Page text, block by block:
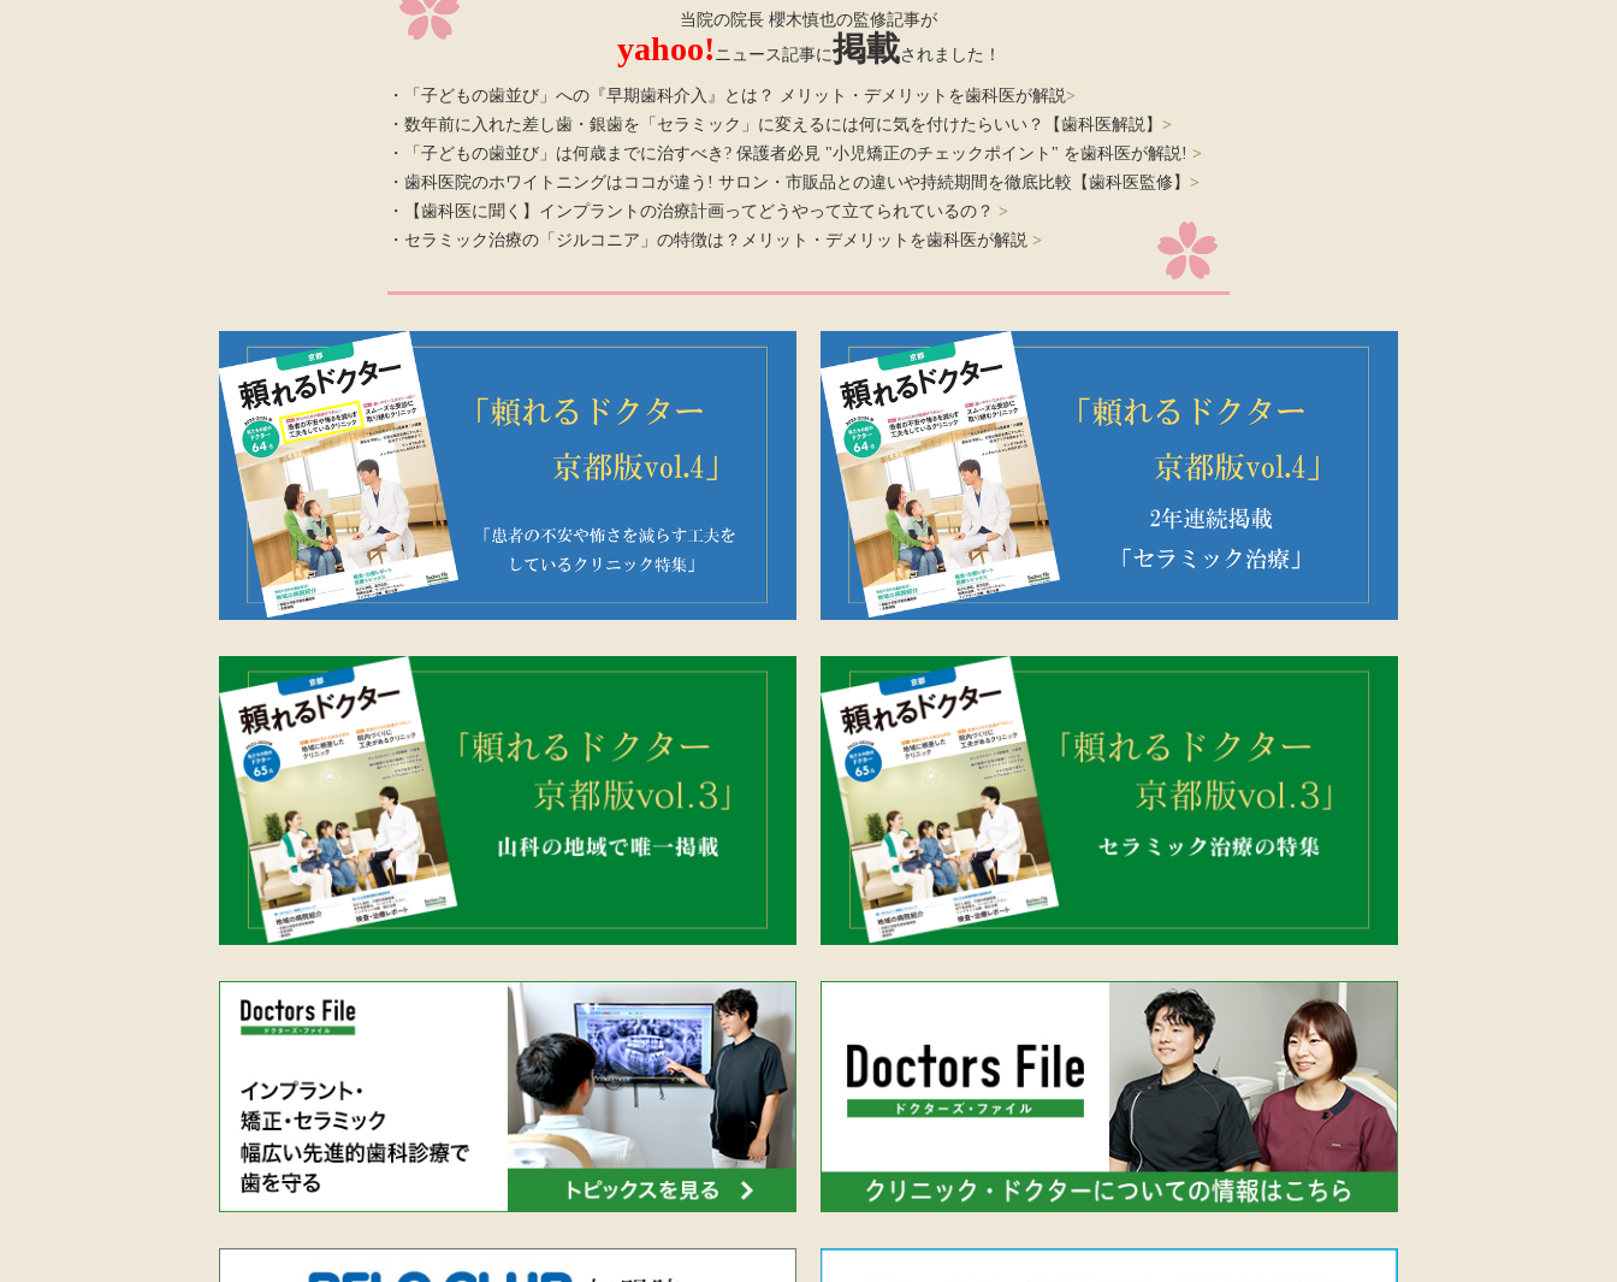
当院の院長 櫻木慎也の監修記事が
yahoo! ニュース記事に掲載されました！
・「子どもの歯並び」への『早期歯科介入』とは？ メリット・デメリットを歯科医が解説>
・数年前に入れた差し歯・銀歯を「セラミック」に変えるには何に気を付けたらいい？【歯科医解説】 >
・「子どもの歯並び」は何歳までに治すべき? 保護者必見 "小児矯正のチェックポイント" を歯科医が解説! >
・歯科医院のホワイトニングはココが違う! サロン・市販品との違いや持続期間を徹底比較【歯科医監修】 >
・【歯科医に聞く】インプラントの治療計画ってどうやって立てられているの？ >
・セラミック治療の「ジルコニア」の特徴は？メリット・デメリットを歯科医が解説 >